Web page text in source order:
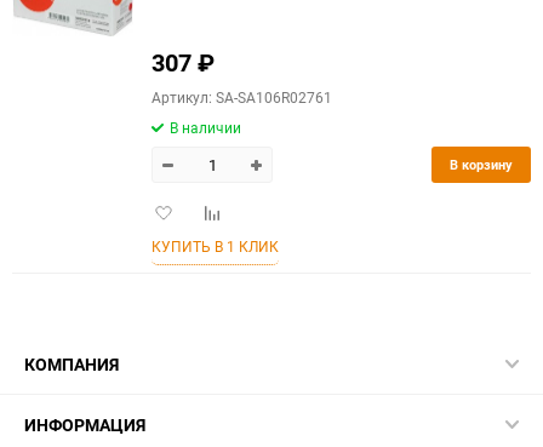
307₽
Артикул: SA-SA106R02761
В наличии
Добавить
избранное
Добавить
сравнению
В корзину
КУПИТЬ В 1 КЛИК
КОМПАНИЯ
ИНФОРМАЦИЯ